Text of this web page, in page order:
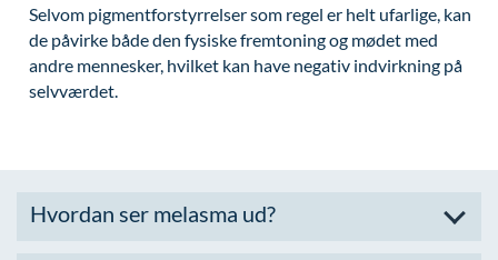
Skræddersyede dropbehandlinger
Før / efter billeder
operationer
Ventetid i det offentlige - Frit sygehusvalg
Selvom pigmentforstyrrelser som regel er helt ufarlige, kan
de påvirke både den fysiske fremtoning og mødet med
andre mennesker, hvilket kan have negativ indvirkning på
selvværdet.
Hvordan ser melasma ud?